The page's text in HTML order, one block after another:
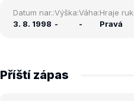
Datum nar.:
3. 8. 1998
Výška:
-
Váha:
-
Hraje
Pravá
Příští zápas